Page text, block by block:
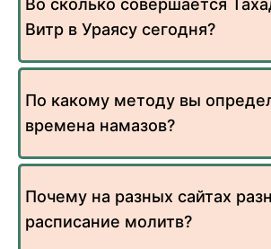
Во сколько совершается
Витр в Ураясу сегодня?
По какому методу вы
времена намазов?
Почему на разных сайтах
расписание молитв?